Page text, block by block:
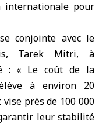
internationale pour
conjointe avec le
Tarek Mitri, à
: « Le coût de la
à environ 20
près de 100 000
leur stabilité